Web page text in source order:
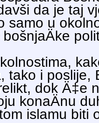
da je taj
samo u
tako i
dok Ä‡e
konaÄnu
islamu biti